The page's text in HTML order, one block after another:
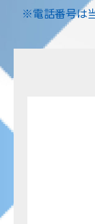
※電話番号は